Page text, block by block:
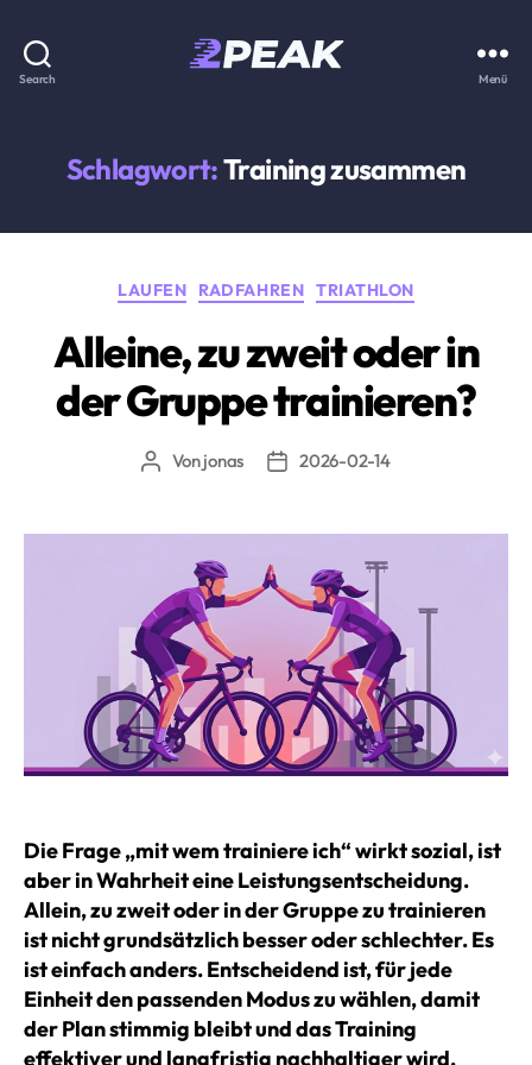
Search Menü
Schlagwort:Training zusammen
Kategorien
LAUFEN RADFAHREN TRIATHLON
Alleine, zu zweit oder in
der Gruppe trainieren?
Beitragsautor
Vonjonas Beitragsdatum
2026-02-14
Die Frage „mit wem trainiere ich“ wirkt sozial, ist
aber in Wahrheit eine Leistungsentscheidung.
Allein, zu zweit oder in der Gruppe zu trainieren
ist nicht grundsätzlich besser oder schlechter. Es
ist einfach anders. Entscheidend ist, für jede
Einheit den passenden Modus zu wählen, damit
der Plan stimmig bleibt und das Training
effektiver und langfristig nachhaltiger wird.